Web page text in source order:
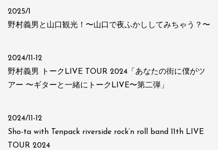
2025/1
野村義男と山口観光！〜山口で夜ふかししてみちゃう？〜
2024/11-12
野村義男 トークLIVE TOUR 2024「あなたの街に僕がツ
アー 〜ギターと一緒にトークLIVE〜第二弾」
2024/11-12
Sho-ta with Tenpack riverside rock’n roll band 11th LIVE
TOUR 2024